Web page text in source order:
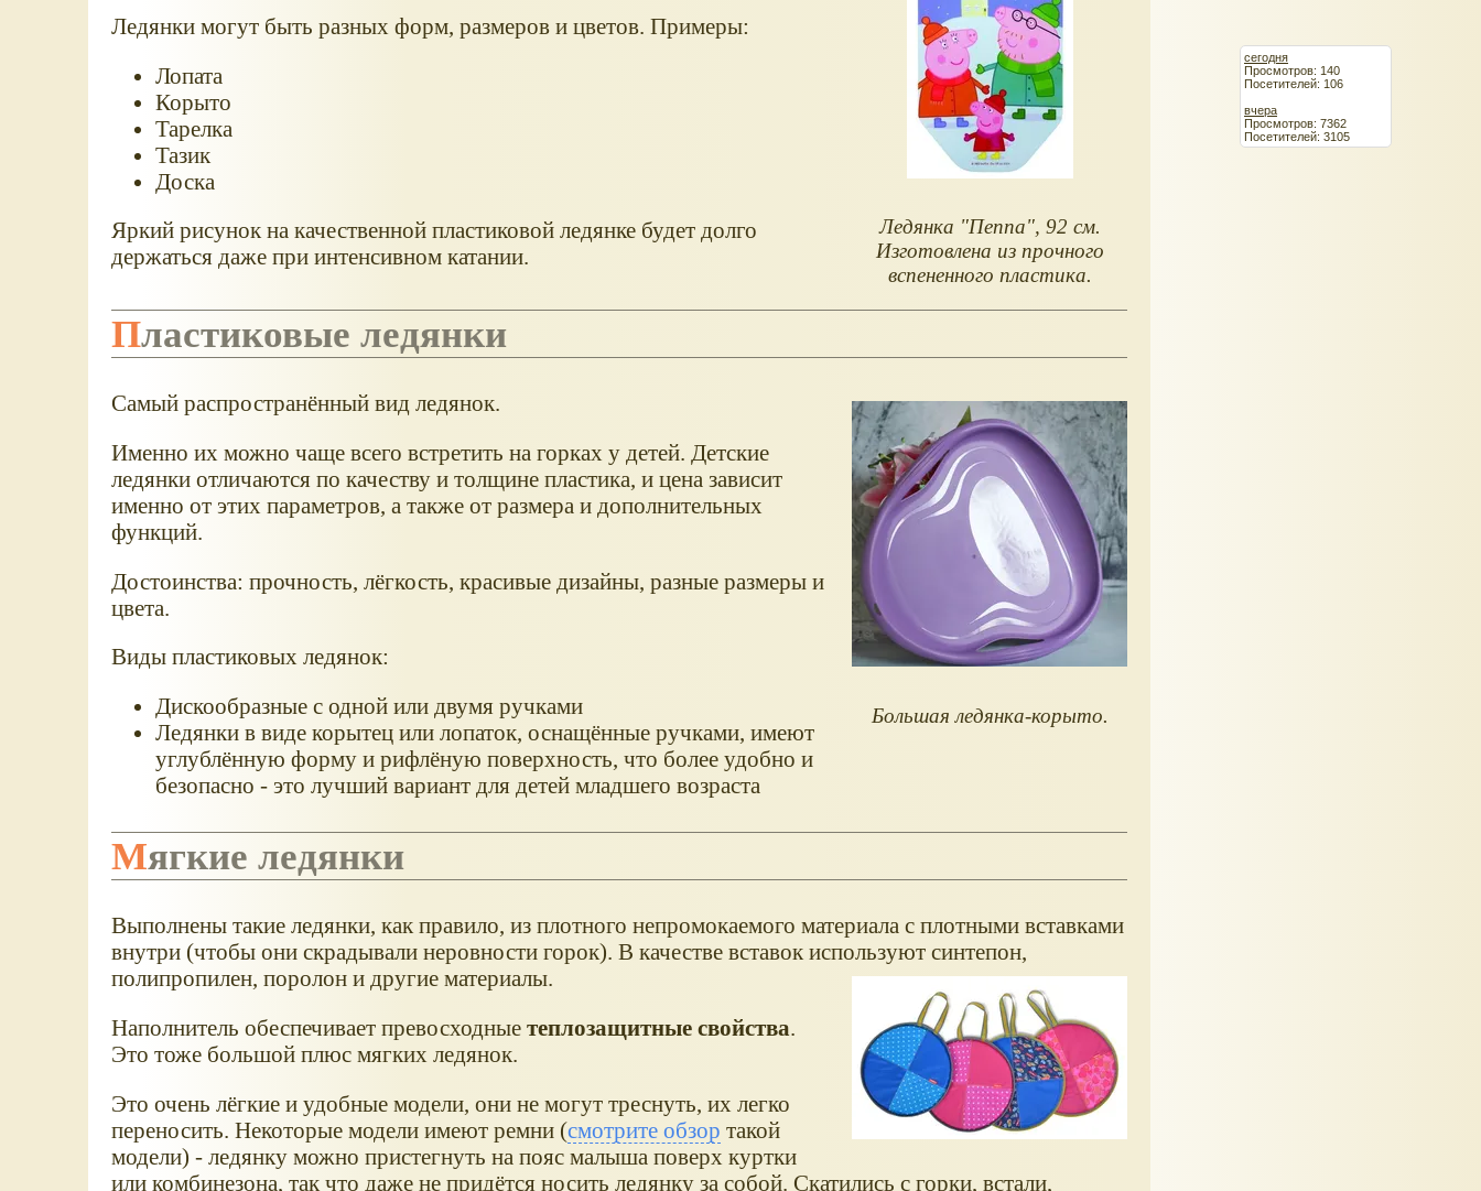
Ледянка "Пеппа", 92 см.
Изготовлена из прочного
вспененного пластика.
Ледянки могут быть разных форм, размеров и цветов. Примеры:
Лопата
Корыто
Тарелка
Тазик
Доска
Яркий рисунок на качественной пластиковой ледянке будет долго
держаться даже при интенсивном катании.
Пластиковые ледянки
Самый распространённый вид ледянок.
Большая ледянка-корыто.
Именно их можно чаще всего встретить на горках у детей. Детские
ледянки отличаются по качеству и толщине пластика, и цена зависит
именно от этих параметров, а также от размера и дополнительных
функций.
Достоинства: прочность, лёгкость, красивые дизайны, разные размеры и
цвета.
Виды пластиковых ледянок:
Дискообразные с одной или двумя ручками
Ледянки в виде корытец или лопаток, оснащённые ручками, имеют
углублённую форму и рифлёную поверхность, что более удобно и
безопасно - это лучший вариант для детей младшего возраста
Мягкие ледянки
Выполнены такие ледянки, как правило, из плотного непромокаемого материала с плотными вставками
внутри (чтобы они скрадывали неровности горок). В качестве вставок используют синтепон,
полипропилен, поролон и другие материалы.
Наполнитель обеспечивает превосходные теплозащитные свойства.
Это тоже большой плюс мягких ледянок.
Это очень лёгкие и удобные модели, они не могут треснуть, их легко
переносить. Некоторые модели имеют ремни (смотрите обзор такой
модели) - ледянку можно пристегнуть на пояс малыша поверх куртки
или комбинезона, так что даже не придётся носить ледянку за собой. Скатились с горки, встали,
сегодня
Просмотров: 140
Посетителей: 106
вчера
Просмотров: 7362
Посетителей: 3105